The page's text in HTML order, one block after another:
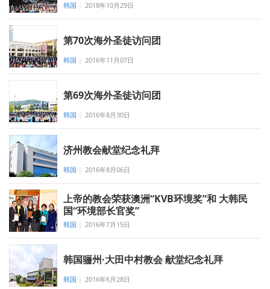
韩国 2018年10月29日
第70次海外圣徒访问团
韩国 2016年11月07日
第69次海外圣徒访问团
韩国 2016年8月30日
济州教会献堂纪念礼拜
韩国 2016年8月06日
上帝的教会荣获澳洲“KVB环境奖”和 大韩民
国“环境部长官奖”
韩国 2016年7月15日
韩国骊州·大田中村教会 献堂纪念礼拜
韩国 2016年6月28日